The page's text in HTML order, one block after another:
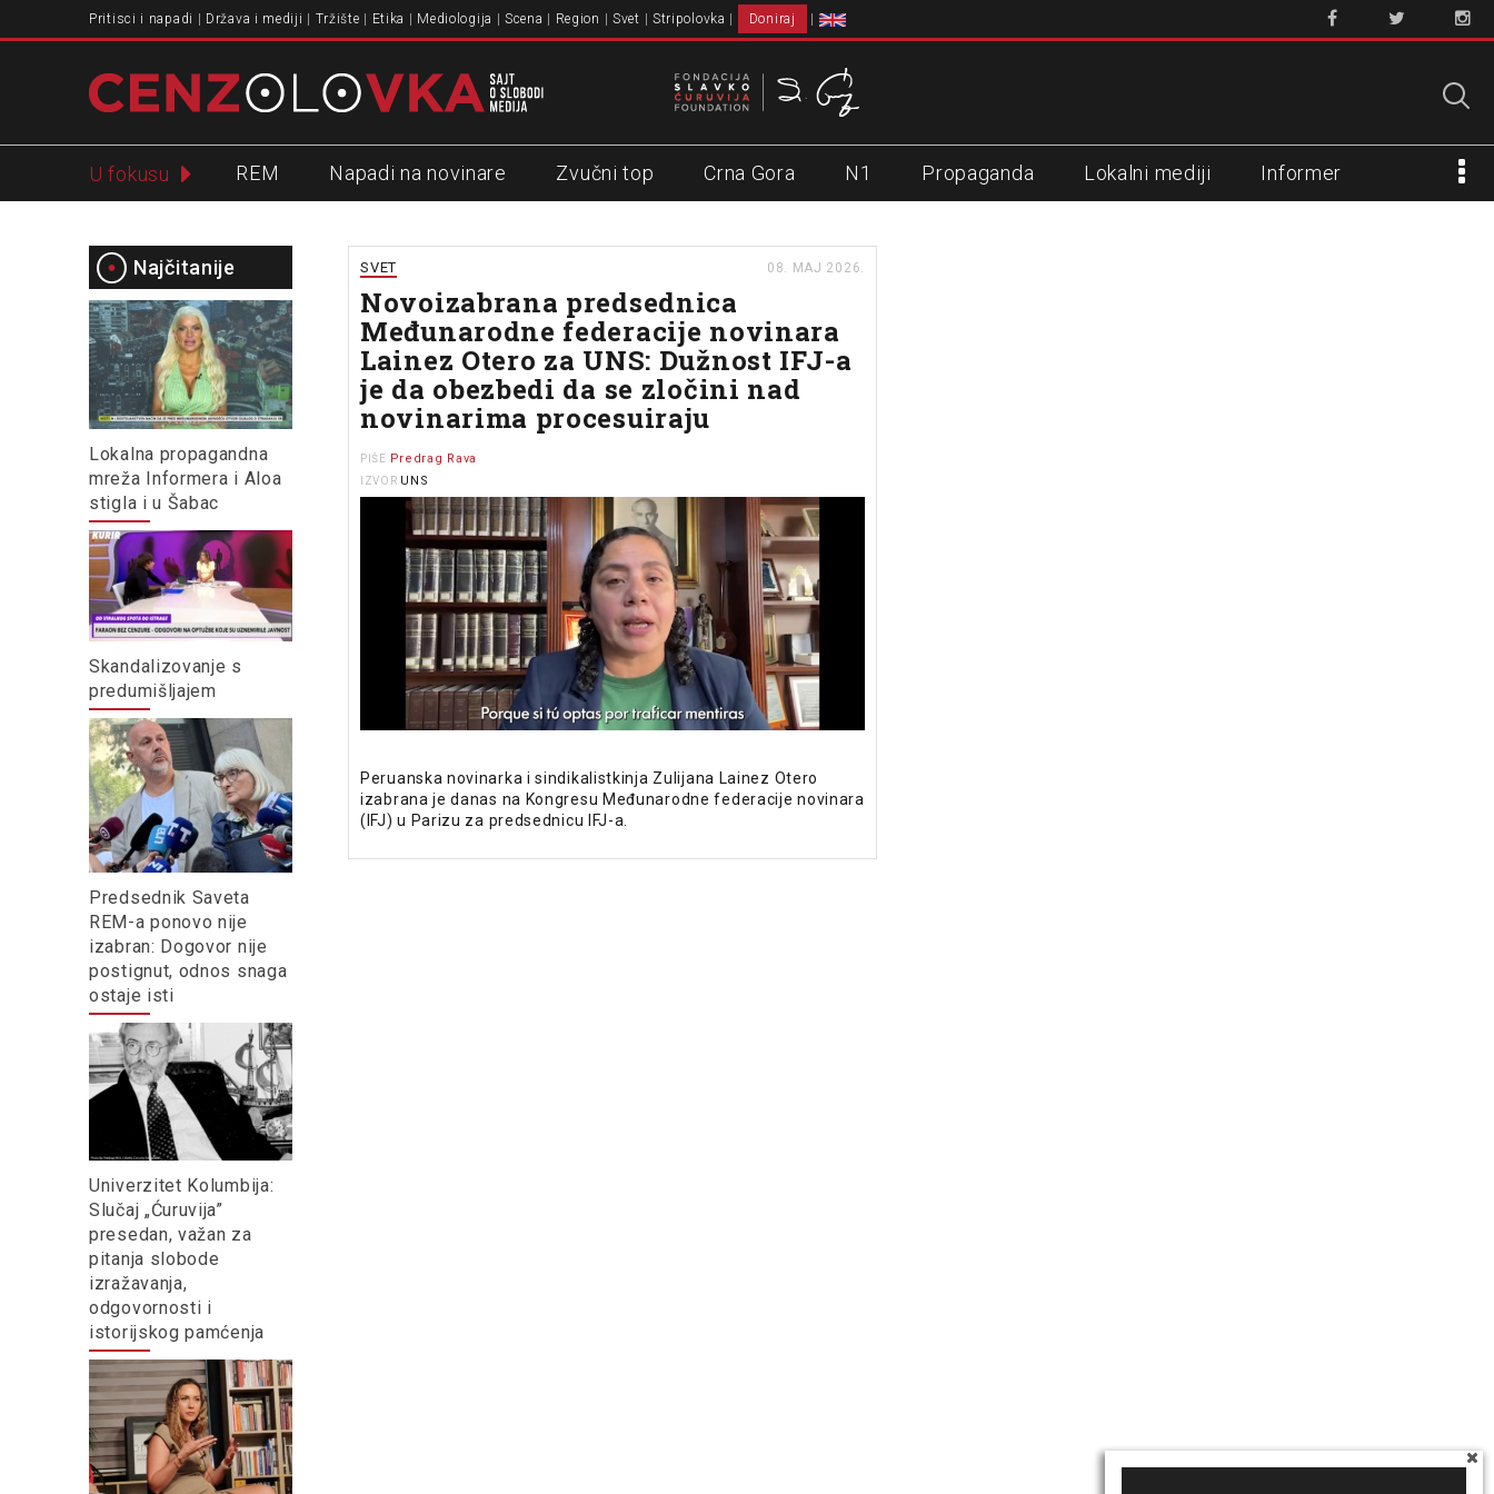
Pritisci i napadi Država i mediji Tržište Etika Mediologija Scena Region Svet Stripolovka Doniraj
U fokusu REM Napadi na novinare Zvučni top Crna Gora N1 Propaganda Lokalni mediji Informer
Najčitanije
Lokalna propagandna
mreža Informera i Aloa
stigla i u Šabac
Skandalizovanje s
predumišljajem
Predsednik Saveta
REM-a ponovo nije
izabran: Dogovor nije
postignut, odnos snaga
ostaje isti
Univerzitet Kolumbija:
Slučaj „Ćuruvija”
presedan, važan za
pitanja slobode
izražavanja,
odgovornosti i
istorijskog pamćenja
SVET 08. MAJ 2026.
Novoizabrana predsednica
Međunarodne federacije novinara
Lainez Otero za UNS: Dužnost IFJ-a
je da obezbedi da se zločini nad
novinarima procesuiraju
PIŠE Predrag Rava
IZVOR UNS
Peruanska novinarka i sindikalistkinja Zulijana Lainez Otero
izabrana je danas na Kongresu Međunarodne federacije novinara
(IFJ) u Parizu za predsednicu IFJ-a.